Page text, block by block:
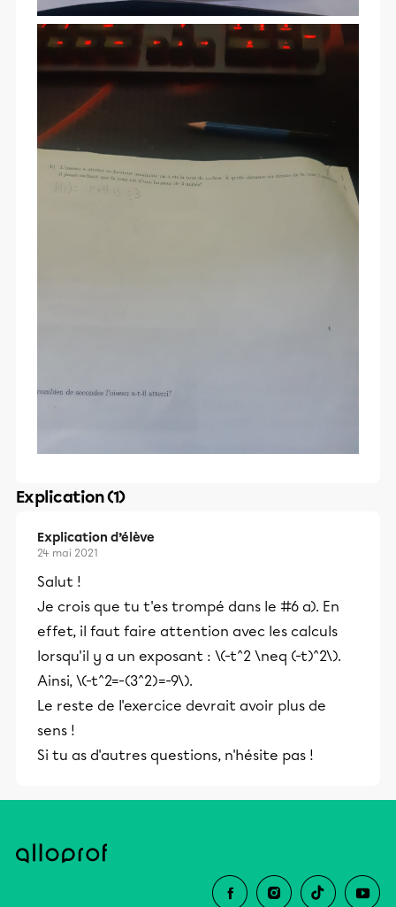
Explication (1)
Explication d’élève
24 mai 2021
Salut !
Je crois que tu t'es trompé dans le #6 a). En
effet, il faut faire attention avec les calculs
lorsqu'il y a un exposant : \(-t^2 \neq (-t)^2\).
Ainsi, \(-t^2=-(3^2)=-9\).
Le reste de l'exercice devrait avoir plus de
sens !
Si tu as d'autres questions, n'hésite pas !